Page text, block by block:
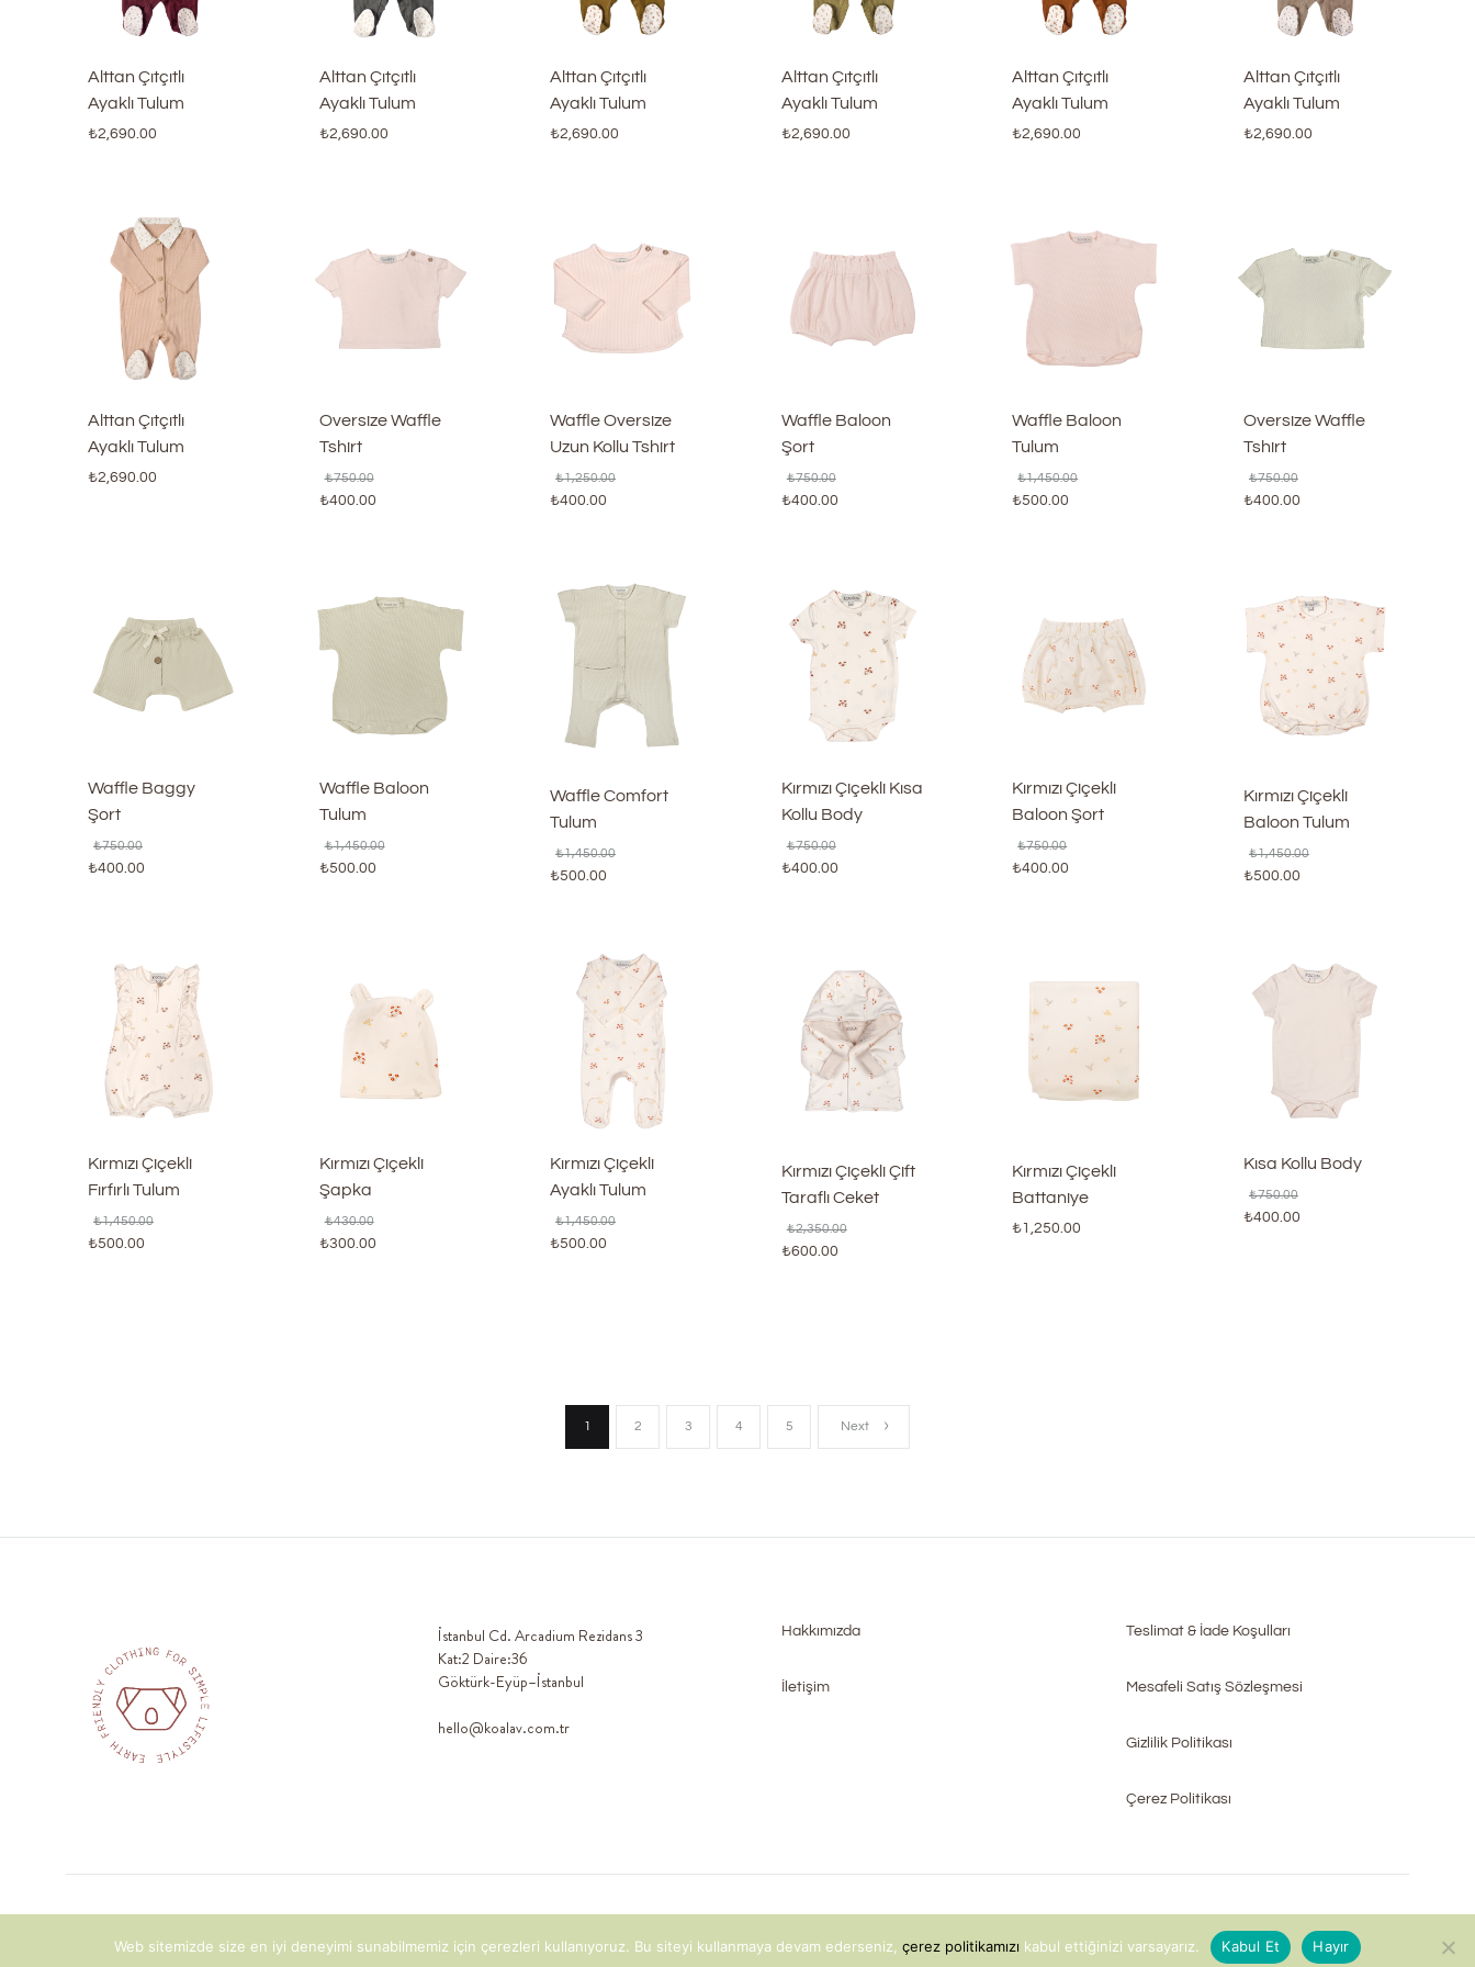
Alttan Çıtçıtlı
Ayaklı Tulum
₺2,690.00
Alttan Çıtçıtlı
Ayaklı Tulum
₺2,690.00
Alttan Çıtçıtlı
Ayaklı Tulum
₺2,690.00
Alttan Çıtçıtlı
Ayaklı Tulum
₺2,690.00
Alttan Çıtçıtlı
Ayaklı Tulum
₺2,690.00
Alttan Çıtçıtlı
Ayaklı Tulum
₺2,690.00
Alttan Çıtçıtlı
Ayaklı Tulum
₺2,690.00
Oversize Waffle
Tshirt
₺750.00
₺400.00
Waffle Oversize
Uzun Kollu Tshirt
₺1,250.00
₺400.00
Waffle Baloon
Şort
₺750.00
₺400.00
Waffle Baloon
Tulum
₺1,450.00
₺500.00
Oversize Waffle
Tshirt
₺750.00
₺400.00
Waffle Baggy
Şort
₺750.00
₺400.00
Waffle Baloon
Tulum
₺1,450.00
₺500.00
Waffle Comfort
Tulum
₺1,450.00
₺500.00
Kırmızı Çiçekli Kısa
Kollu Body
₺750.00
₺400.00
Kırmızı Çiçekli
Baloon Şort
₺750.00
₺400.00
Kırmızı Çiçekli
Baloon Tulum
₺1,450.00
₺500.00
Kırmızı Çiçekli
Fırfırlı Tulum
₺1,450.00
₺500.00
Kırmızı Çiçekli
Şapka
₺430.00
₺300.00
Kırmızı Çiçekli
Ayaklı Tulum
₺1,450.00
₺500.00
Kırmızı Çiçekli Çift
Taraflı Ceket
₺2,350.00
₺600.00
Kırmızı Çiçekli
Battaniye
₺1,250.00
Kısa Kollu Body
₺750.00
₺400.00
1 2 3 4 5 Next
İstanbul Cd. Arcadium Rezidans 3
Kat:2 Daire:36
Göktürk-Eyüp–İstanbul
hello@koalav.com.tr
Hakkımızda
İletişim
Teslimat & İade Koşulları
Mesafeli Satış Sözleşmesi
Gizlilik Politikası
Çerez Politikası
Web sitemizde size en iyi deneyimi sunabilmemiz için çerezleri kullanıyoruz. Bu siteyi kullanmaya devam ederseniz,çerez politikamızı kabul ettiğinizi varsayarız. Kabul Et Hayır